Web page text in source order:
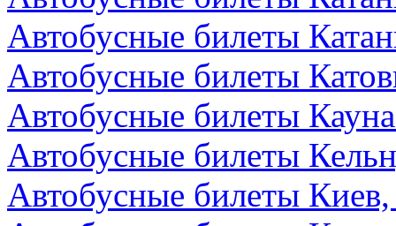
Автобусные билеты
Автобусные билеты
Автобусные билеты
Автобусные билеты
Автобусные билеты